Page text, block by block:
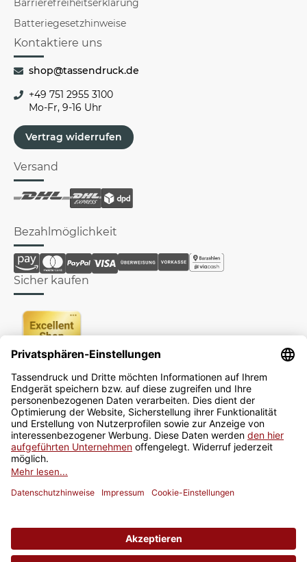
Barrierefreiheitserklärung
Batteriegesetzhinweise
Kontaktiere uns
shop@tassendruck.de
+49 751 2955 3100
Mo-Fr, 9-16 Uhr
Vertrag widerrufen
Versand
Bezahlmöglichkeit
Sicher kaufen
Newsletter